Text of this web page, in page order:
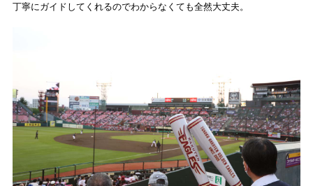
丁寧にガイドしてくれるのでわからなくても全然大丈夫。